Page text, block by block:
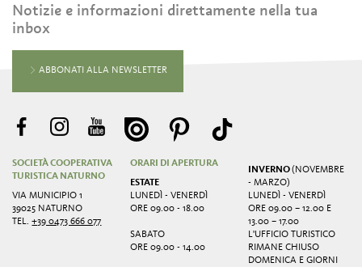
Notizie e informazioni direttamente nella tua
inbox
ABBONATI ALLA NEWSLETTER
SOCIETÀ COOPERATIVA
TURISTICA NATURNO
VIA MUNICIPIO 1
39025 NATURNO
TEL.+39 0473 666 077
ORARI DI APERTURA
ESTATE
LUNEDÌ - VENERDÌ
ORE 09.00 - 18.00
SABATO
ORE 09.00 - 14.00
INVERNO(NOVEMBRE
- MARZO)
LUNEDÌ - VENERDÌ
ORE 09.00 – 12.00 E
13.00 – 17.00
L'UFFICIO TURISTICO
RIMANE CHIUSO
DOMENICA E GIORNI